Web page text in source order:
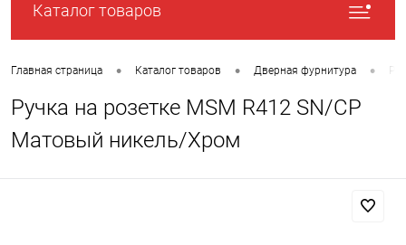
Каталог товаров
Главная страница • Каталог товаров • Дверная фурнитура •
Ручка на розетке MSM R412 SN/CP
Матовый никель/Хром